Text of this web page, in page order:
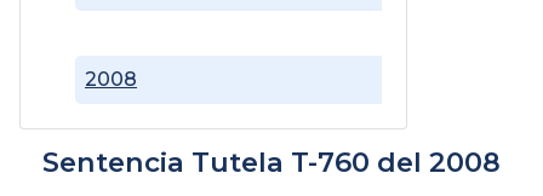
2008
Sentencia Tutela T-760 del 2008